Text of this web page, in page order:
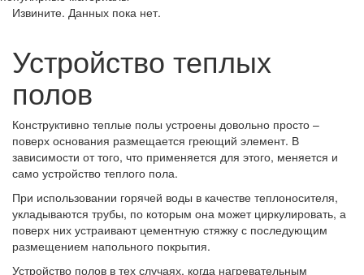
Извините. Данных пока нет.
Устройство теплых
полов
Конструктивно теплые полы устроены довольно просто –
поверх основания размещается греющий элемент. В
зависимости от того, что применяется для этого, меняется и
само устройство теплого пола.
При использовании горячей воды в качестве теплоносителя,
укладываются трубы, по которым она может циркулировать, а
поверх них устраивают цементную стяжку с последующим
размещением напольного покрытия.
Устройство полов в тех случаях, когда нагревательным